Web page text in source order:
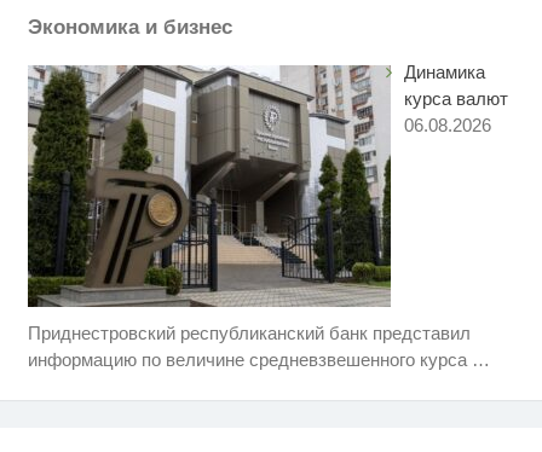
Экономика и бизнес
Динамика
курса валют
06.08.2026
Приднестровский республиканский банк представил
информацию по величине средневзвешенного курса …
маленький секрет
i
Ржу не переставая, это видео
Смолов призвал российских